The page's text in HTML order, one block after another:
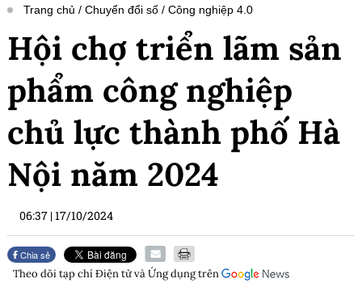
Trang chủ Chuyển đổi số Công nghiệp 4.0
Hội chợ triển lãm sản
phẩm công nghiệp
chủ lực thành phố Hà
Nội năm 2024
06:37 |17/10/2024
Chia sẻ
Theo dõi tạp chíĐiện tử và Ứng dụngtrên